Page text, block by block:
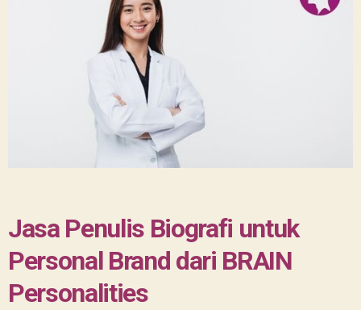
Jasa Penulis Biografi untuk
Personal Brand dari BRAIN
Personalities